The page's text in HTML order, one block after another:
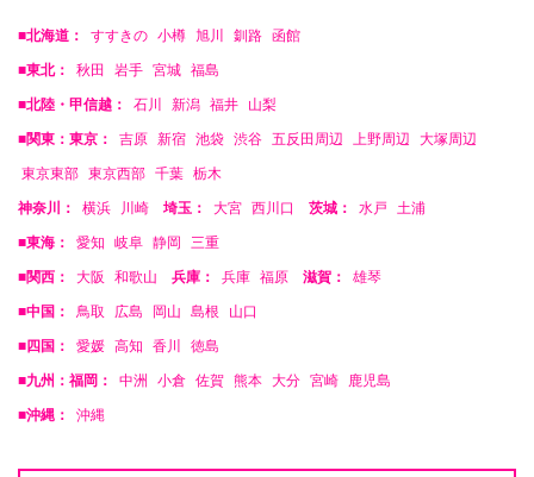
■北海道： すすきの 小樽 旭川 釧路 函館
■東北： 秋田 岩手 宮城 福島
■北陸・甲信越： 石川 新潟 福井 山梨
■関東：東京： 吉原 新宿 池袋 渋谷 五反田周辺 上野周辺 大塚周辺
東京東部 東京西部 千葉 栃木
神奈川： 横浜 川崎 埼玉： 大宮 西川口 茨城： 水戸 土浦
■東海： 愛知 岐阜 静岡 三重
■関西： 大阪 和歌山 兵庫： 兵庫 福原 滋賀： 雄琴
■中国： 鳥取 広島 岡山 島根 山口
■四国： 愛媛 高知 香川 徳島
■九州：福岡： 中洲 小倉 佐賀 熊本 大分 宮崎 鹿児島
■沖縄： 沖縄